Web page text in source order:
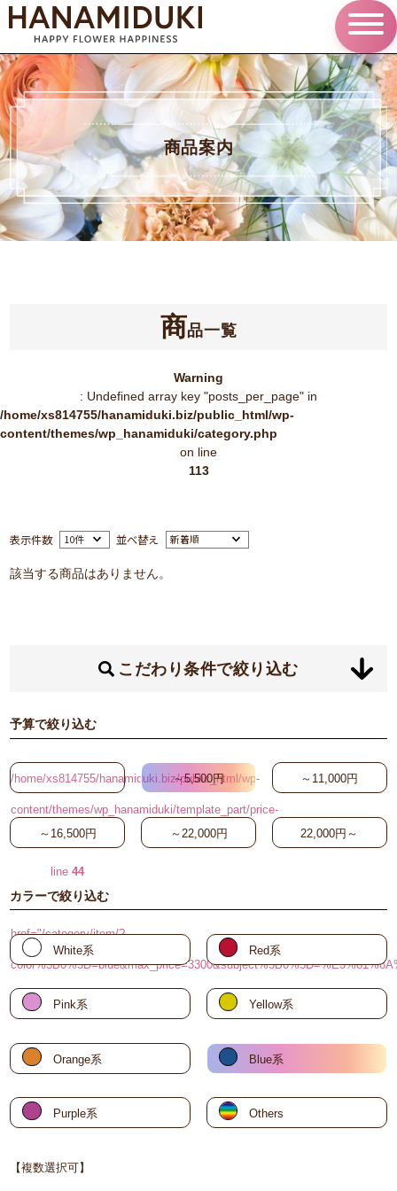
商品案内
商品一覧
Warning
: Undefined array key "posts_per_page" in
/home/xs814755/hanamiduki.biz/public_html/wp-
content/themes/wp_hanamiduki/category.php
on line
113
表示件数 並べ替え
該当する商品はありません。
こだわり条件で絞り込む
予算で絞り込む
/home/xs814755/hanamiduki.biz/public_html/wp-
content/themes/wp_hanamiduki/template_part/price-
search-button.php on
line44
"
href="/category/item/?
～3,300円
～5,500円 ～11,000円
～16,500円 ～22,000円 22,000円～
カラーで絞り込む
White系 Red系
Pink系 Yellow系
Orange系 Blue系
Purple系 Others
【複数選択可】